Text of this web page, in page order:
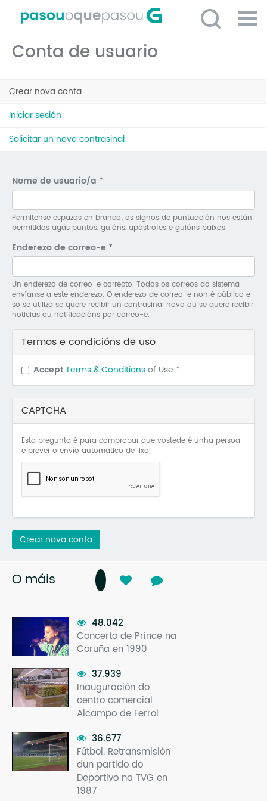
contido
O
O
Conta de usuario
Pestanas
principais
Crear nova conta
Iniciar sesión
Solicitar un novo contrasinal
Nome de usuario/a *
Permitense espazos en branco; os signos de puntuación nos están
permitidos agás puntos, guións, apóstrofes e guións baixos.
Enderezo de correo-e *
Un enderezo de correo-e correcto. Todos os correos do sistema
envíanse a este enderezo. O enderezo de correo-e non é público e
só se utiliza se quere recibir un contrasinal novo ou se quere recibir
noticias ou notificacións por correo-e.
Termos e condicións de uso
AcceptTerms & Conditionsof Use *
CAPTCHA
Esta pregunta é para comprobar que vostede é unha persoa
e prever o envío automático de lixo.
Crear nova conta
O máis
48.042
Concerto de Prince na
Coruña en 1990
37.939
Inauguración do
centro comercial
Alcampo de Ferrol
36.677
Fútbol. Retransmisión
dun partido do
Deportivo na TVG en
1987